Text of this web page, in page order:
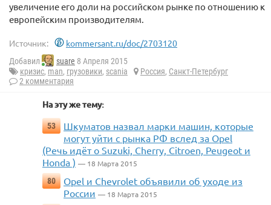
увеличение его доли на российском рынке по отношению к
европейским производителям.
Источник: kommersant.ru/doc/2703120
Добавил suare 8 Апреля 2015
кризис, man, грузовики, scania Россия, Санкт-Петербург
2 комментария
На эту же тему:
53
Шкуматов назвал марки машин, которые
могут уйти с рынка РФ вслед за Opel
(Речь идёт о Suzuki, Cherry, Citroen, Peugeot и
Honda ) — 18 Марта 2015
80
Opel и Chevrolet объявили об уходе из
России — 18 Марта 2015